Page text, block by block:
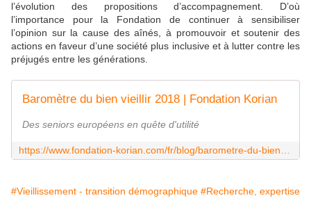
l’évolution des propositions d’accompagnement. D’où
l’importance pour la Fondation de continuer à sensibiliser
l’opinion sur la cause des aînés, à promouvoir et soutenir des
actions en faveur d’une société plus inclusive et à lutter contre les
préjugés entre les générations.
Baromètre du bien vieillir 2018 | Fondation Korian
Des seniors européens en quête d'utilité
#Vieillissement - transition démographique #Recherche, expertise